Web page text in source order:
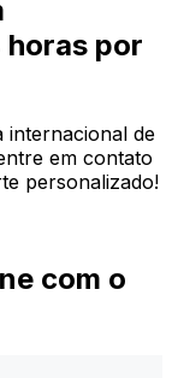
por
internacional de
em contato
personalizado!
com o